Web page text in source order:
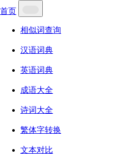
首页
相似词查询
汉语词典
英语词典
成语大全
诗词大全
繁体字转换
文本对比